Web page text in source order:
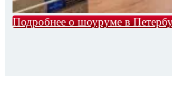
Подробнее о шоуруме в